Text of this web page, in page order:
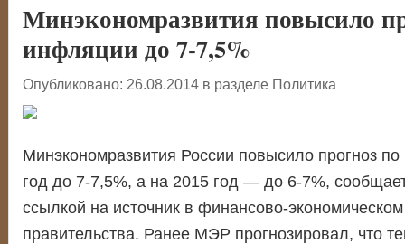
Минэкономразвития повысило
инфляции до 7-7,5%
Опубликовано: 26.08.2014 в разделе Политика
Минэкономразвития России повысило прогноз
год до 7-7,5%, а на 2015 год — до 6-7%,
ссылкой на источник в финансово-
правительства. Ранее МЭР прогнозировал, что